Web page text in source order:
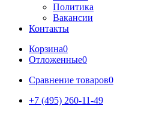
Политика
Вакансии
Контакты
Корзина0
Отложенные0
Сравнение товаров0
+7 (495) 260-11-49